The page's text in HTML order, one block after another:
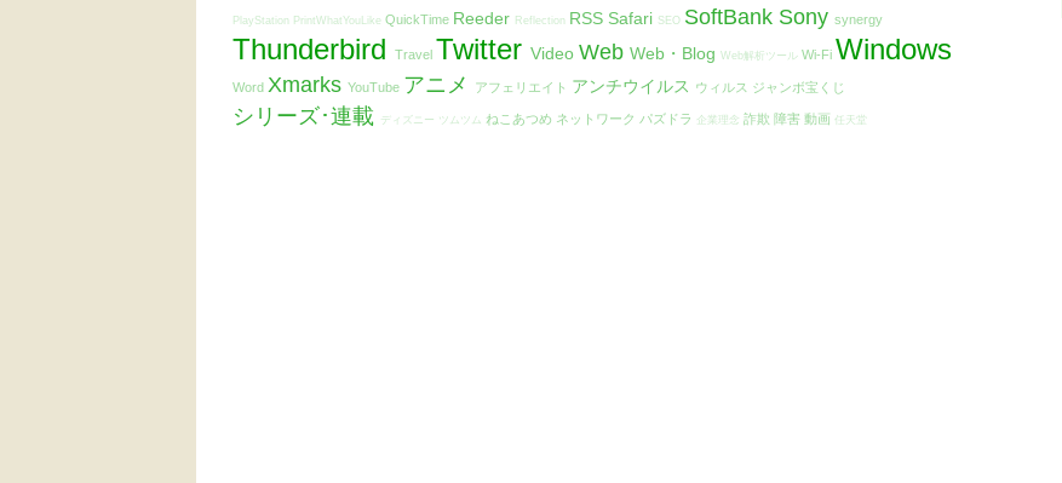
PlayStation PrintWhatYouLike QuickTime Reeder Reflection RSS Safari SEO SoftBank Sony synergy
Thunderbird Travel Twitter Video Web Web・Blog Web解析ツール Wi-Fi Windows
Word Xmarks YouTube アニメ アフェリエイト アンチウイルス ウィルス ジャンボ宝くじ
シリーズ･連載 ディズニー ツムツム ねこあつめ ネットワーク パズドラ 企業理念 詐欺 障害 動画 任天堂